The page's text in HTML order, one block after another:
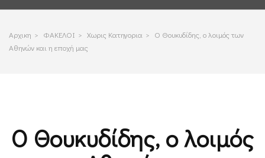
Αρχικη > ΦΑΚΕΛΟΙ > Χωρις Κατηγορια > Ο Θουκυδίδης, ο λοιμός των
Αθηνών και η εποχή μας
Ο Θουκυδίδης, ο λοιμός